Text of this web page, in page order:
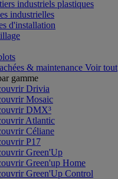
industriels plastiques
industrielles
d'installation
& maintenance Voir tout
gamme
Drivia
Mosaic
DMX³
Atlantic
Céliane
P17
Green'Up
Green'up Home
Green'Up Control